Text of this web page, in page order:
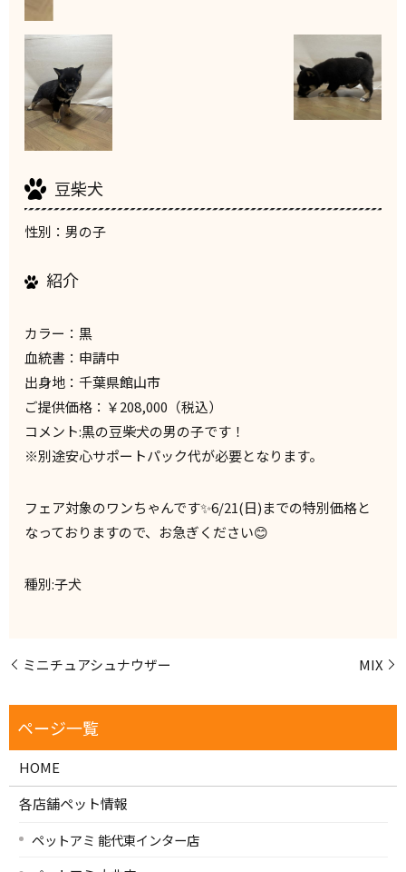
豆柴犬
性別：男の子
紹介
カラー：黒
血統書：申請中
出身地：千葉県館山市
ご提供価格：￥208,000（税込）
コメント:黒の豆柴犬の男の子です！
※別途安心サポートパック代が必要となります。
フェア対象のワンちゃんです✨️6/21(日)までの特別価格と
なっておりますので、お急ぎください😊
種別:子犬
ミニチュアシュナウザー MIX
HOME
各店舗ペット情報
ペットアミ 能代東インター店